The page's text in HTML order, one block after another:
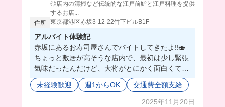
◎店内の清掃など伝統的な江戸前鮨と江戸料理を提供
するお店...
住所 東京都港区赤坂3-12-22竹下ビルB1F
アルバイト体験記
赤坂にあるお寿司屋さんでバイトしてきたよ‼️🍣
ちょっと敷居が高そうな店内で、最初は少し緊張
気味だったんだけど、大将がとにかく面白くてユ
ーモアがある人だったから、一気に馴染めたよ🥺
🫶🏻
お仕事はホール業務をするんだけど、お寿司だっ
未経験歓迎 週1からOK 交通費全額支給
2025年11月20日